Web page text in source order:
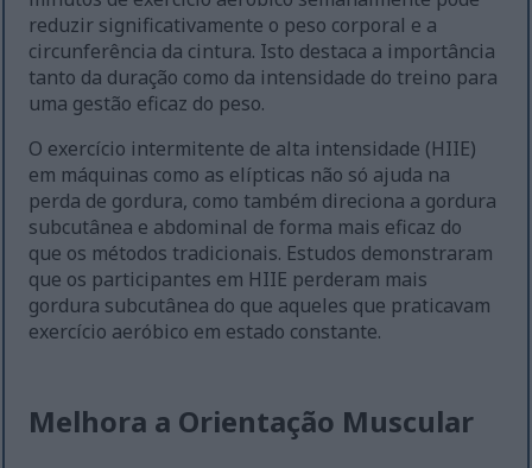
reduzir significativamente o peso corporal e a
circunferência da cintura. Isto destaca a importância
tanto da duração como da intensidade do treino para
uma gestão eficaz do peso.
O exercício intermitente de alta intensidade (HIIE)
em máquinas como as elípticas não só ajuda na
perda de gordura, como também direciona a gordura
subcutânea e abdominal de forma mais eficaz do
que os métodos tradicionais. Estudos demonstraram
que os participantes em HIIE perderam mais
gordura subcutânea do que aqueles que praticavam
exercício aeróbico em estado constante.
Melhora a Orientação Muscular